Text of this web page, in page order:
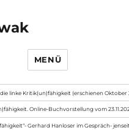
MENÜ
linke Kritik(un)fähigkeit (erschienen Oktober
Online-Buchvorstellung vom
Gerhard Hanloser im Gespräch-